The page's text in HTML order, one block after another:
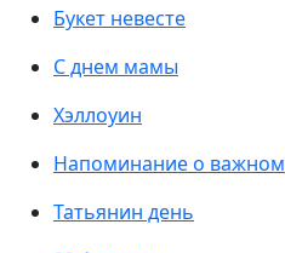
Букет невесте
С днем мамы
Хэллоуин
Напоминание о важном
Татьянин день